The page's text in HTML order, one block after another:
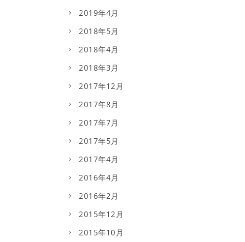
2019年4月
2018年5月
2018年4月
2018年3月
2017年12月
2017年8月
2017年7月
2017年5月
2017年4月
2016年4月
2016年2月
2015年12月
2015年10月